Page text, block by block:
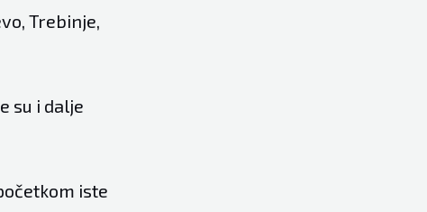
Trebinje,
su i dalje
iste